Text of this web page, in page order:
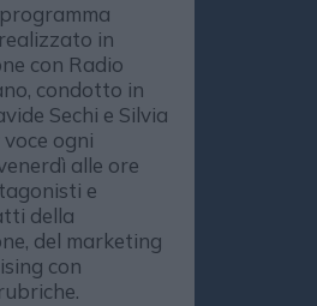
in
con Radio
condotto in
Sechi e Silvia
ogni
alle ore
e
della
del marketing
con